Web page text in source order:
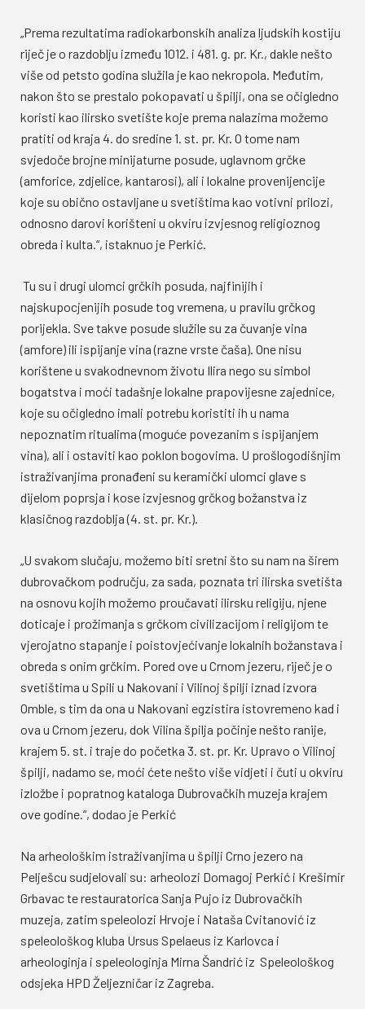
„Prema rezultatima radiokarbonskih analiza ljudskih kostiju
riječ je o razdoblju između 1012. i 481. g. pr. Kr., dakle nešto
više od petsto godina služila je kao nekropola. Međutim,
nakon što se prestalo pokopavati u špilji, ona se očigledno
koristi kao ilirsko svetište koje prema nalazima možemo
pratiti od kraja 4. do sredine 1. st. pr. Kr. O tome nam
svjedoče brojne minijaturne posude, uglavnom grčke
(amforice, zdjelice, kantarosi), ali i lokalne provenijencije
koje su obično ostavljane u svetištima kao votivni prilozi,
odnosno darovi korišteni u okviru izvjesnog religioznog
obreda i kulta.“, istaknuo je Perkić.
Tu su i drugi ulomci grčkih posuda, najfinijih i
najskupocjenijih posude tog vremena, u pravilu grčkog
porijekla. Sve takve posude služile su za čuvanje vina
(amfore) ili ispijanje vina (razne vrste čaša). One nisu
korištene u svakodnevnom životu Ilira nego su simbol
bogatstva i moći tadašnje lokalne prapovijesne zajednice,
koje su očigledno imali potrebu koristiti ih u nama
nepoznatim ritualima (moguće povezanim s ispijanjem
vina), ali i ostaviti kao poklon bogovima. U prošlogodišnjim
istraživanjima pronađeni su keramički ulomci glave s
dijelom poprsja i kose izvjesnog grčkog božanstva iz
klasičnog razdoblja (4. st. pr. Kr.).
„U svakom slučaju, možemo biti sretni što su nam na širem
dubrovačkom području, za sada, poznata tri ilirska svetišta
na osnovu kojih možemo proučavati ilirsku religiju, njene
doticaje i prožimanja s grčkom civilizacijom i religijom te
vjerojatno stapanje i poistovjećivanje lokalnih božanstava i
obreda s onim grčkim. Pored ove u Crnom jezeru, riječ je o
svetištima u Spili u Nakovani i Vilinoj špilji iznad izvora
Omble, s tim da ona u Nakovani egzistira istovremeno kad i
ova u Crnom jezeru, dok Vilina špilja počinje nešto ranije,
krajem 5. st. i traje do početka 3. st. pr. Kr. Upravo o Vilinoj
špilji, nadamo se, moći ćete nešto više vidjeti i čuti u okviru
izložbe i popratnog kataloga Dubrovačkih muzeja krajem
ove godine.“, dodao je Perkić
Na arheološkim istraživanjima u špilji Crno jezero na
Pelješcu sudjelovali su: arheolozi Domagoj Perkić i Krešimir
Grbavac te restauratorica Sanja Pujo iz Dubrovačkih
muzeja, zatim speleolozi Hrvoje i Nataša Cvitanović iz
speleološkog kluba Ursus Spelaeus iz Karlovca i
arheologinja i speleologinja Mirna Šandrić iz Speleološkog
odsjeka HPD Željezničar iz Zagreba.